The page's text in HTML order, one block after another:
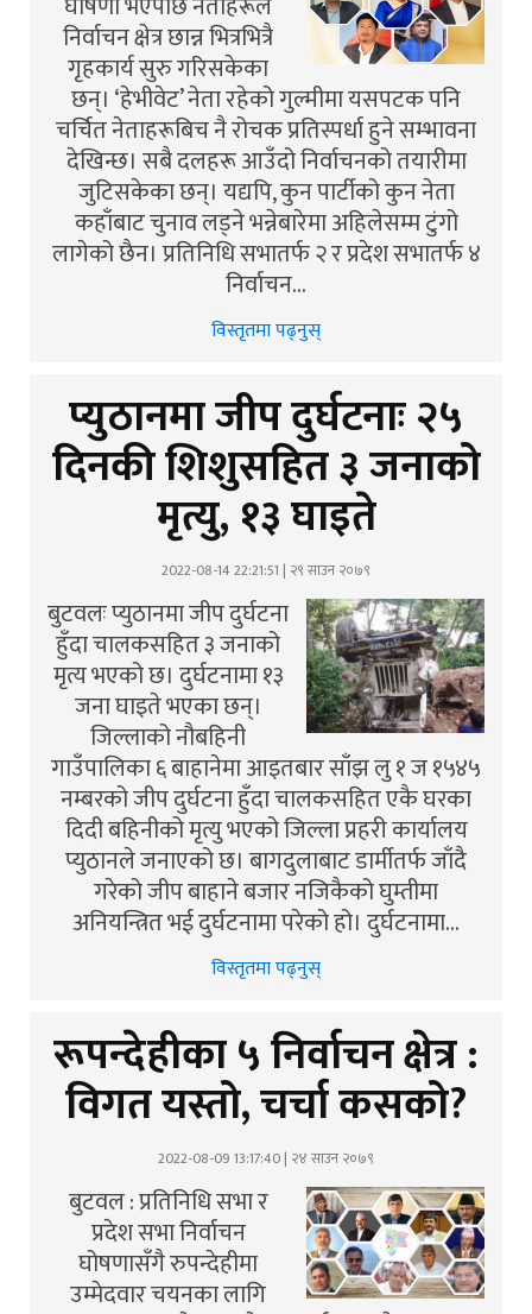
निर्वाचन क्षेत्र छान्न भित्रभित्रै
गृहकार्य सुरु गरिसकेका
छन्। ‘हेभीवेट’ नेता रहेको गुल्मीमा यसपटक पनि
चर्चित नेताहरूबिच नै रोचक प्रतिस्पर्धा हुने सम्भावना
देखिन्छ। सबै दलहरू आउँदो निर्वाचनको तयारीमा
जुटिसकेका छन्। यद्यपि, कुन पार्टीको कुन नेता
कहाँबाट चुनाव लड्ने भन्नेबारेमा अहिलेसम्म टुंगो
लागेको छैन। प्रतिनिधि सभातर्फ २ र प्रदेश सभातर्फ ४
निर्वाचन…
विस्तृतमा पढ्नुस्
प्युठानमा जीप दुर्घटनाः २५
दिनकी शिशुसहित ३ जनाको
मृत्यु, १३ घाइते
2022-08-14 22:21:51 | २९ साउन २०७९
बुटवलः प्युठानमा जीप दुर्घटना
हुँदा चालकसहित ३ जनाको
मृत्य भएको छ। दुर्घटनामा १३
जना घाइते भएका छन्।
जिल्लाको नौबहिनी
गाउँपालिका ६ बाहानेमा आइतबार साँझ लु १ ज १५४५
नम्बरको जीप दुर्घटना हुँदा चालकसहित एकै घरका
दिदी बहिनीको मृत्यु भएको जिल्ला प्रहरी कार्यालय
प्युठानले जनाएको छ। बागदुलाबाट डार्मीतर्फ जाँदै
गरेको जीप बाहाने बजार नजिकैको घुम्तीमा
अनियन्त्रित भई दुर्घटनामा परेको हो। दुर्घटनामा…
विस्तृतमा पढ्नुस्
रूपन्देहीका ५ निर्वाचन क्षेत्र :
विगत यस्तो, चर्चा कसको?
2022-08-09 13:17:40 | २४ साउन २०७९
बुटवल : प्रतिनिधि सभा र
प्रदेश सभा निर्वाचन
घोषणासँगै रुपन्देहीमा
उम्मेदवार चयनका लागि